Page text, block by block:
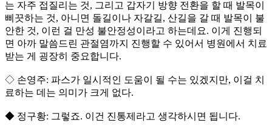
는 자주 접질리는 것, 그리고 갑자기 방향 전환을 할 때 발목이
삐끗하는 것, 아니면 돌길이나 자갈길, 산길을 갈 때 발목이 불
안한 것, 이런 걸 만성 불안정성이라고 하는데요. 이게 진행되
면 아까 말씀드린 관절염까지 진행할 수 있어서 병원에서 치료
받는 게 굉장히 중요합니다.
◇ 손영주: 파스가 일시적인 도움이 될 수는 있겠지만, 이걸 치
료하는 데는 의미가 크게 없다.
◆ 정구황: 그렇죠. 이건 진통제라고 생각하시면 됩니다.